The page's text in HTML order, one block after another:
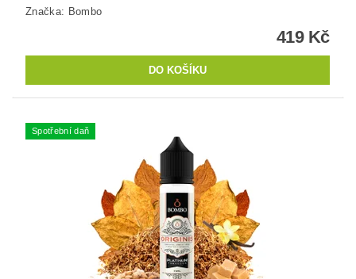
Značka: Bombo
419 Kč
Spotřební daň